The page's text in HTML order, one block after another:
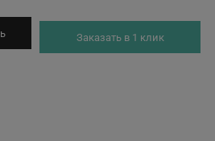
Заказать в 1 клик